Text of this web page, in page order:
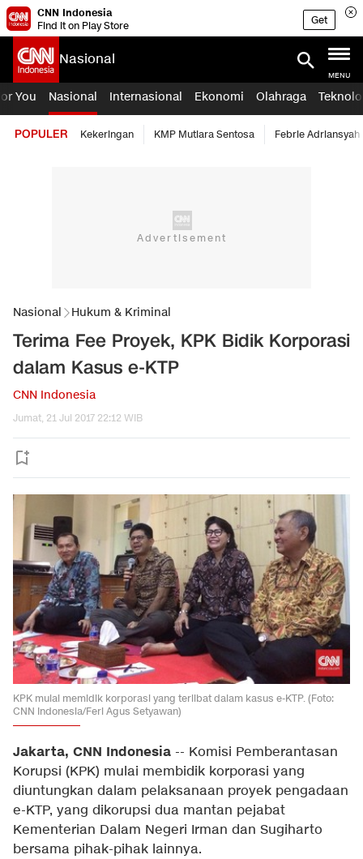
CNN Indonesia
Find it on Play Store
Get
Nasional
MENU
You Nasional Internasional Ekonomi Olahraga
POPULER Kekeringan KMP Mutiara Sentosa Febrie Adriansyah
Nasional Hukum & Kriminal
Terima Fee Proyek, KPK Bidik Korporasi
dalam Kasus e-KTP
CNN Indonesia
Jumat, 21 Jul 2017 22:12 WIB
KPK mulai memidik korporasi yang terlibat dalam kasus e-KTP. (Foto:
CNN Indonesia/Feri Agus Setyawan)
Jakarta, CNN Indonesia -- Komisi Pemberantasan
Korupsi (KPK) mulai membidik korporasi yang
diuntungkan dalam pelaksanaan proyek pengadaan
e-KTP, yang dikorupsi dua mantan pejabat
Kementerian Dalam Negeri Irman dan Sugiharto
bersama pihak-pihak lainnya.